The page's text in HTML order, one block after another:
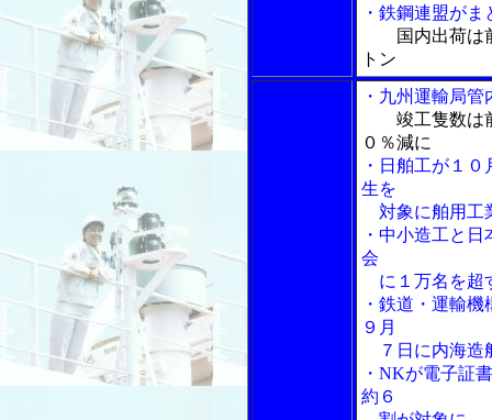
・鉄鋼連盟が
国内出荷は
トン
・九州運輸局
竣工隻数は
０％減に
・日舶工が１
生を
対象に舶用
・中小造工と
会
に１万名を超
・鉄道・運輸
９月
７日に内海造
・NKが電子証
約６